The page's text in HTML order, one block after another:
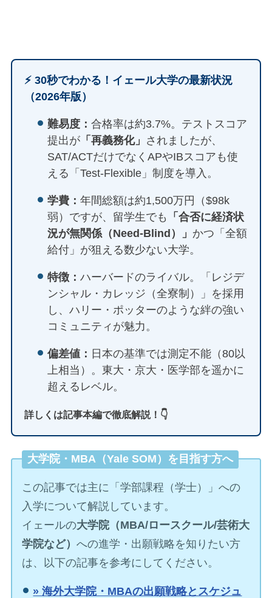
⚡️ 30秒でわかる！イェール大学の最新状況
（2026年版）
難易度： 合格率は約3.7%。テストスコア
提出が 「再義務化」 されましたが、
SAT/ACTだけでなくAPやIBスコアも使
える「Test-Flexible」制度を導入。
学費： 年間総額は約1,500万円（$98k
弱）ですが、留学生でも
「合否に経済状
況が無関係（Need-Blind）」 かつ「全額
給付」が狙える数少ない大学。
特徴： ハーバードのライバル。「レジデ
ンシャル・カレッジ（全寮制）」を採用
し、ハリー・ポッターのような絆の強い
コミュニティが魅力。
偏差値： 日本の基準では測定不能（80以
上相当）。東大・京大・医学部を遥かに
超えるレベル。
詳しくは記事本編で徹底解説！👇
大学院・MBA（Yale SOM）を目指す方へ
この記事では主に「学部課程（学士）」への
入学について解説しています。
イェールの大学院（MBA/ロースクール/芸術大
学院など）への進学・出願戦略を知りたい方
は、以下の記事を参考にしてください。
» 海外大学院・MBAの出願戦略とスケジュ